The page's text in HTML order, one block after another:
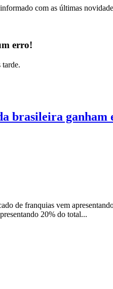
com as últimas
erro!
tarde.
brasileira ganham
de franquias vem
20% do total...